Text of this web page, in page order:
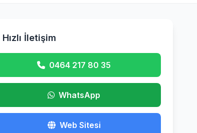
Hızlı İletişim
0464 217 80 35
WhatsApp
Web Sitesi